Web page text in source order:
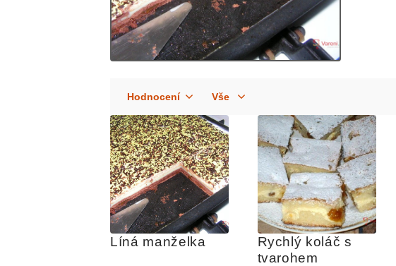
Líná manželka
Rychlý koláč s
tvarohem